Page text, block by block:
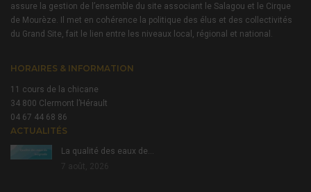
assure la gestion de l’ensemble du site associant le Salagou et le Cirque
de Mourèze. Il met en cohérence la politique des élus et des collectivités
du Grand Site, fait le lien entre les niveaux local, régional et national.
HORAIRES & INFORMATION
11 cours de la chicane
34 800 Clermont l’Hérault
04 67 44 68 86
ACTUALITÉS
La qualité des eaux de…